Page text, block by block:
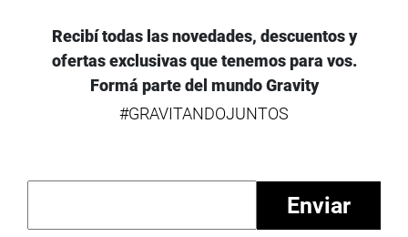
Recibí todas las novedades, descuentos y
ofertas exclusivas que tenemos para vos.
Formá parte del mundo Gravity
#GRAVITANDOJUNTOS
Enviar